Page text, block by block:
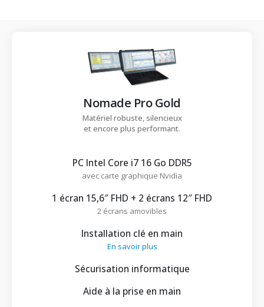
Nomade Pro Gold
Matériel robuste, silencieux
et encore plus performant.
PC Intel Core i7 16 Go DDR5
avec carte graphique Nvidia
1 écran 15,6″ FHD + 2 écrans 12″ FHD
2 écrans amovibles
Installation clé en main
En savoir plus
Sécurisation informatique
Aide à la prise en main